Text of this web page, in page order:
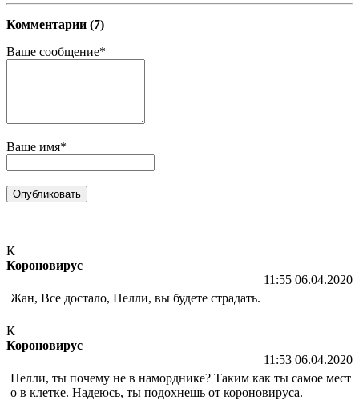
Комментарии (7)
Ваше сообщение*
Ваше имя*
К
Короновирус
11:55 06.04.2020
Жан, Все достало, Нелли, вы будете страдать.
К
Короновирус
11:53 06.04.2020
Нелли, ты почему не в наморднике? Таким как ты самое мест
о в клетке. Надеюсь, ты подохнешь от короновируса.